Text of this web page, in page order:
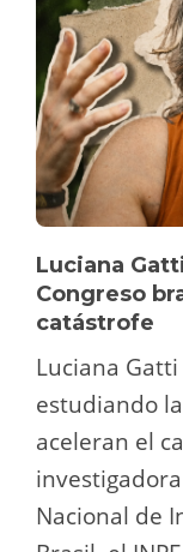
Luciana
Congreso
catástrofe
Luciana
estudiando
aceleran el
Nacional de